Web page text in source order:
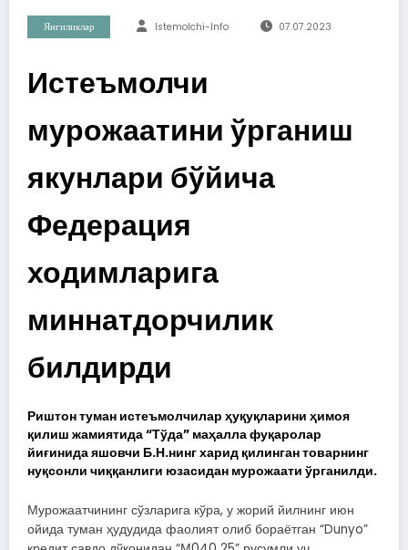
Янгиликлар Istemolchi-Info 07.07.2023
Истеъмолчи
мурожаатини ўрганиш
якунлари бўйича
Федерация
ходимларига
миннатдорчилик
билдирди
Риштон туман истеъмолчилар ҳуқуқларини ҳимоя
қилиш жамиятида “Тўда” маҳалла фуқаролар
йиғинида яшовчи Б.Н.нинг харид қилинган товарнинг
нуқсонли чиққанлиги юзасидан мурожаати ўрганилди.
Мурожаатчининг сўзларига кўра, у жорий йилнинг июн
ойида туман ҳудудида фаолият олиб бораётган “Dunyo”